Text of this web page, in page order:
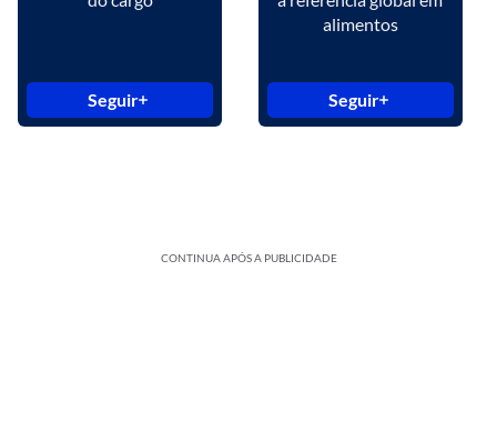
Seguir
alimentos
Seguir
CONTINUA APÓS A PUBLICIDADE